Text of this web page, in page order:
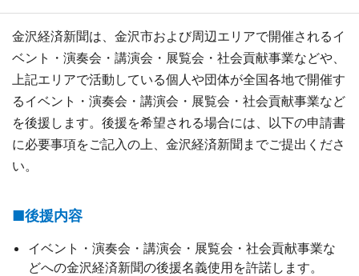
金沢経済新聞は、金沢市および周辺エリアで開催されるイ
ベント・演奏会・講演会・展覧会・社会貢献事業などや、
上記エリアで活動している個人や団体が全国各地で開催す
るイベント・演奏会・講演会・展覧会・社会貢献事業など
を後援します。後援を希望される場合には、以下の申請書
に必要事項をご記入の上、金沢経済新聞までご提出くださ
い。
■後援内容
イベント・演奏会・講演会・展覧会・社会貢献事業な
どへの金沢経済新聞の後援名義使用を許諾します。